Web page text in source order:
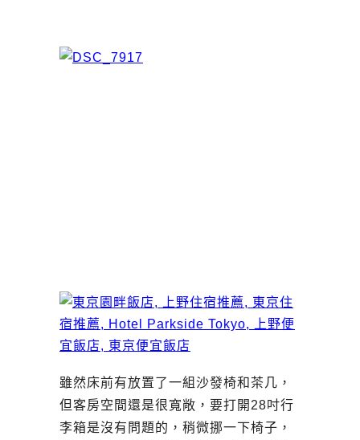
雖然床前有放置了一組沙發椅和茶几，
但客房空間還是很寬敞，要打開28吋行
李箱是沒有問題的，稍微挪一下椅子，